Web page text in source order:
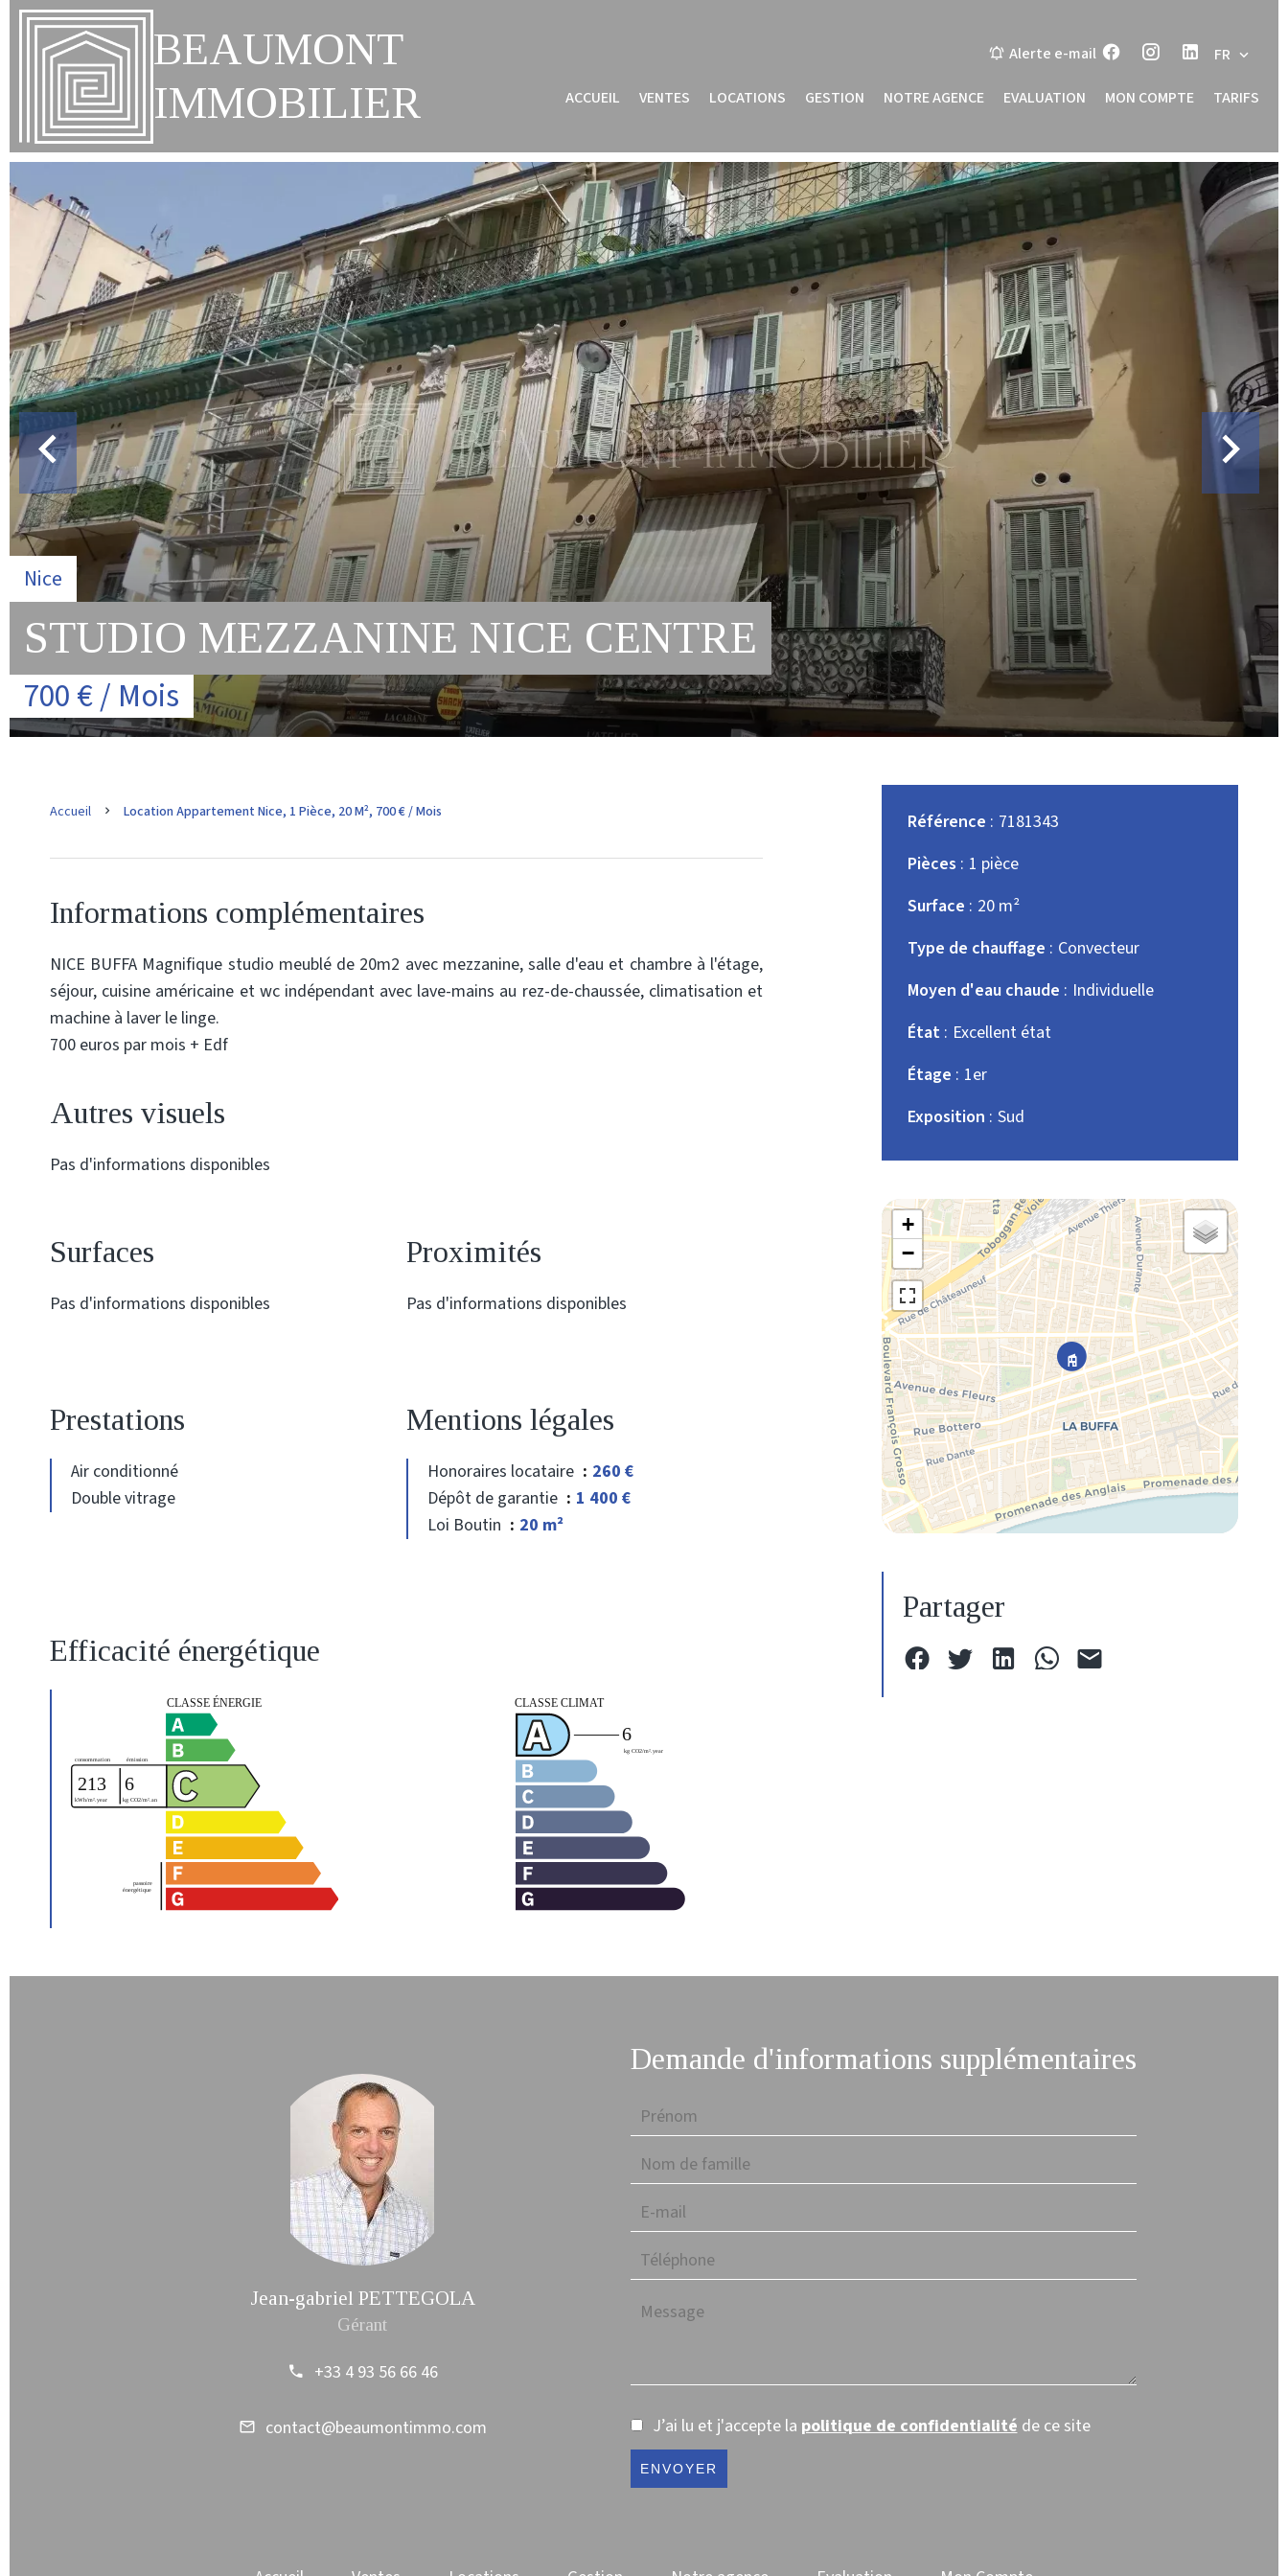
BEAUMONT
IMMOBILIER
Alerte e-mail FR
ACCUEIL VENTES LOCATIONS GESTION NOTRE AGENCE EVALUATION MON COMPTE TARIFS
Nice
STUDIO MEZZANINE NICE CENTRE
700 € / Mois
Accueil Location Appartement Nice, 1 Pièce, 20 M², 700 € / Mois
Informations complémentaires
NICE BUFFA Magnifique studio meublé de 20m2 avec mezzanine, salle d'eau et chambre à l'étage,
séjour, cuisine américaine et wc indépendant avec lave-mains au rez-de-chaussée, climatisation et
machine à laver le linge.
700 euros par mois + Edf
Autres visuels
Pas d'informations disponibles
Surfaces
Pas d'informations disponibles
Proximités
Pas d'informations disponibles
Prestations
Air conditionné
Double vitrage
Mentions légales
Honoraires locataire
260 €
Dépôt de garantie
1 400 €
Loi Boutin
20 m²
Efficacité énergétique
Référence 7181343
Pièces 1 pièce
Surface 20 m²
Type de chauffage Convecteur
Moyen d'eau chaude
Individuelle
État Excellent état
Étage 1er
Exposition Sud
+
−
Partager
Jean-gabriel PETTEGOLA
Gérant
+33 4 93 56 66 46
contact@beaumontimmo.com
Demande d'informations supplémentaires
J’ai lu et j'accepte la politique de confidentialitéde ce site
ENVOYER